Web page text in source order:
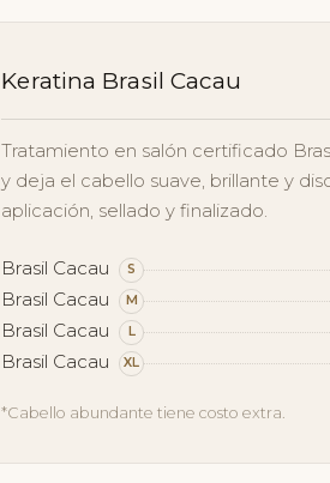
Keratina Brasil Cacau
Tratamiento en salón certificado
y deja el cabello suave, brillante y
aplicación, sellado y finalizado.
Brasil Cacau S
Brasil Cacau
M
Brasil Cacau
L
Brasil Cacau
XL
*Cabello abundante tiene costo extra.